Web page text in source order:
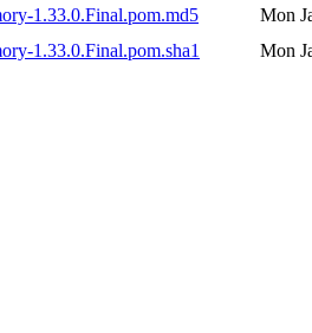
1.33.0.Final.pom.md5
Mon
1.33.0.Final.pom.sha1
Mon